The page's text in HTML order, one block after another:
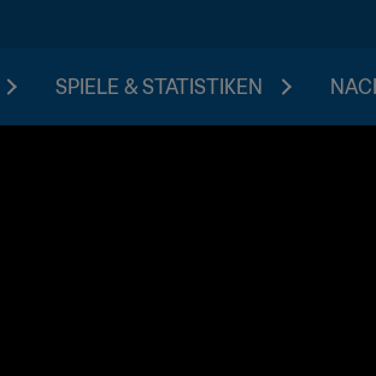
SPIELE & STATISTIKEN